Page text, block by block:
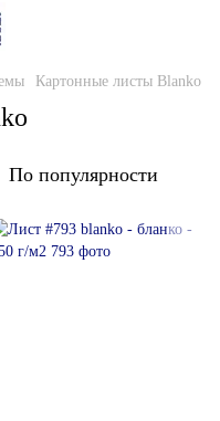
Картонные листы Blanko
По популярности